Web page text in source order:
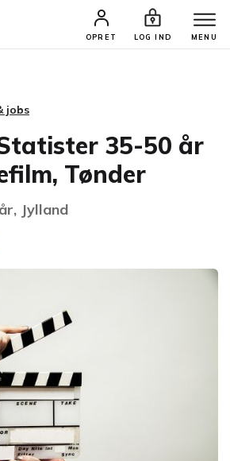
OPRET LOG IND MENU
& JOBS SØG PROFIL
jobs
35-50 år
Tønder
Jylland